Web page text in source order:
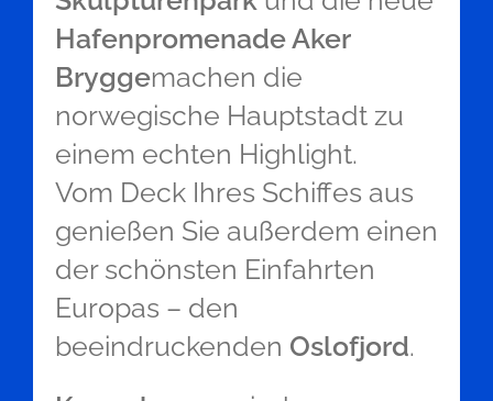
Hafenpromenade Aker
Bryggemachen die
norwegische Hauptstadt zu
einem echten Highlight.
Vom Deck Ihres Schiffes aus
genießen Sie außerdem einen
der schönsten Einfahrten
Europas – den
beeindruckenden Oslofjord.